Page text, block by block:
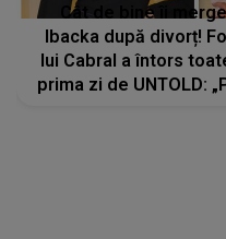
Cât de bine îi
Ibacka după divorț!
lui Cabral a întors
prima zi de UNTOLD: